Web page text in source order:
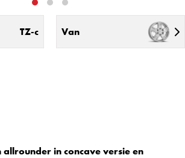
TZ-c Van
in concave versie en